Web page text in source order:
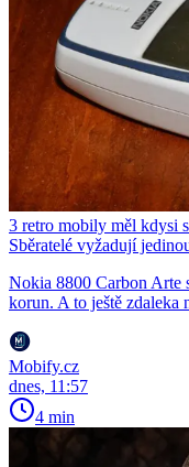
3 retro mobily měl kdysi
Sběratelé vyžadují
Nokia 8800 Carbon Arte
korun. A to ještě zdaleka
Mobify.cz
dnes, 11:57
4 min